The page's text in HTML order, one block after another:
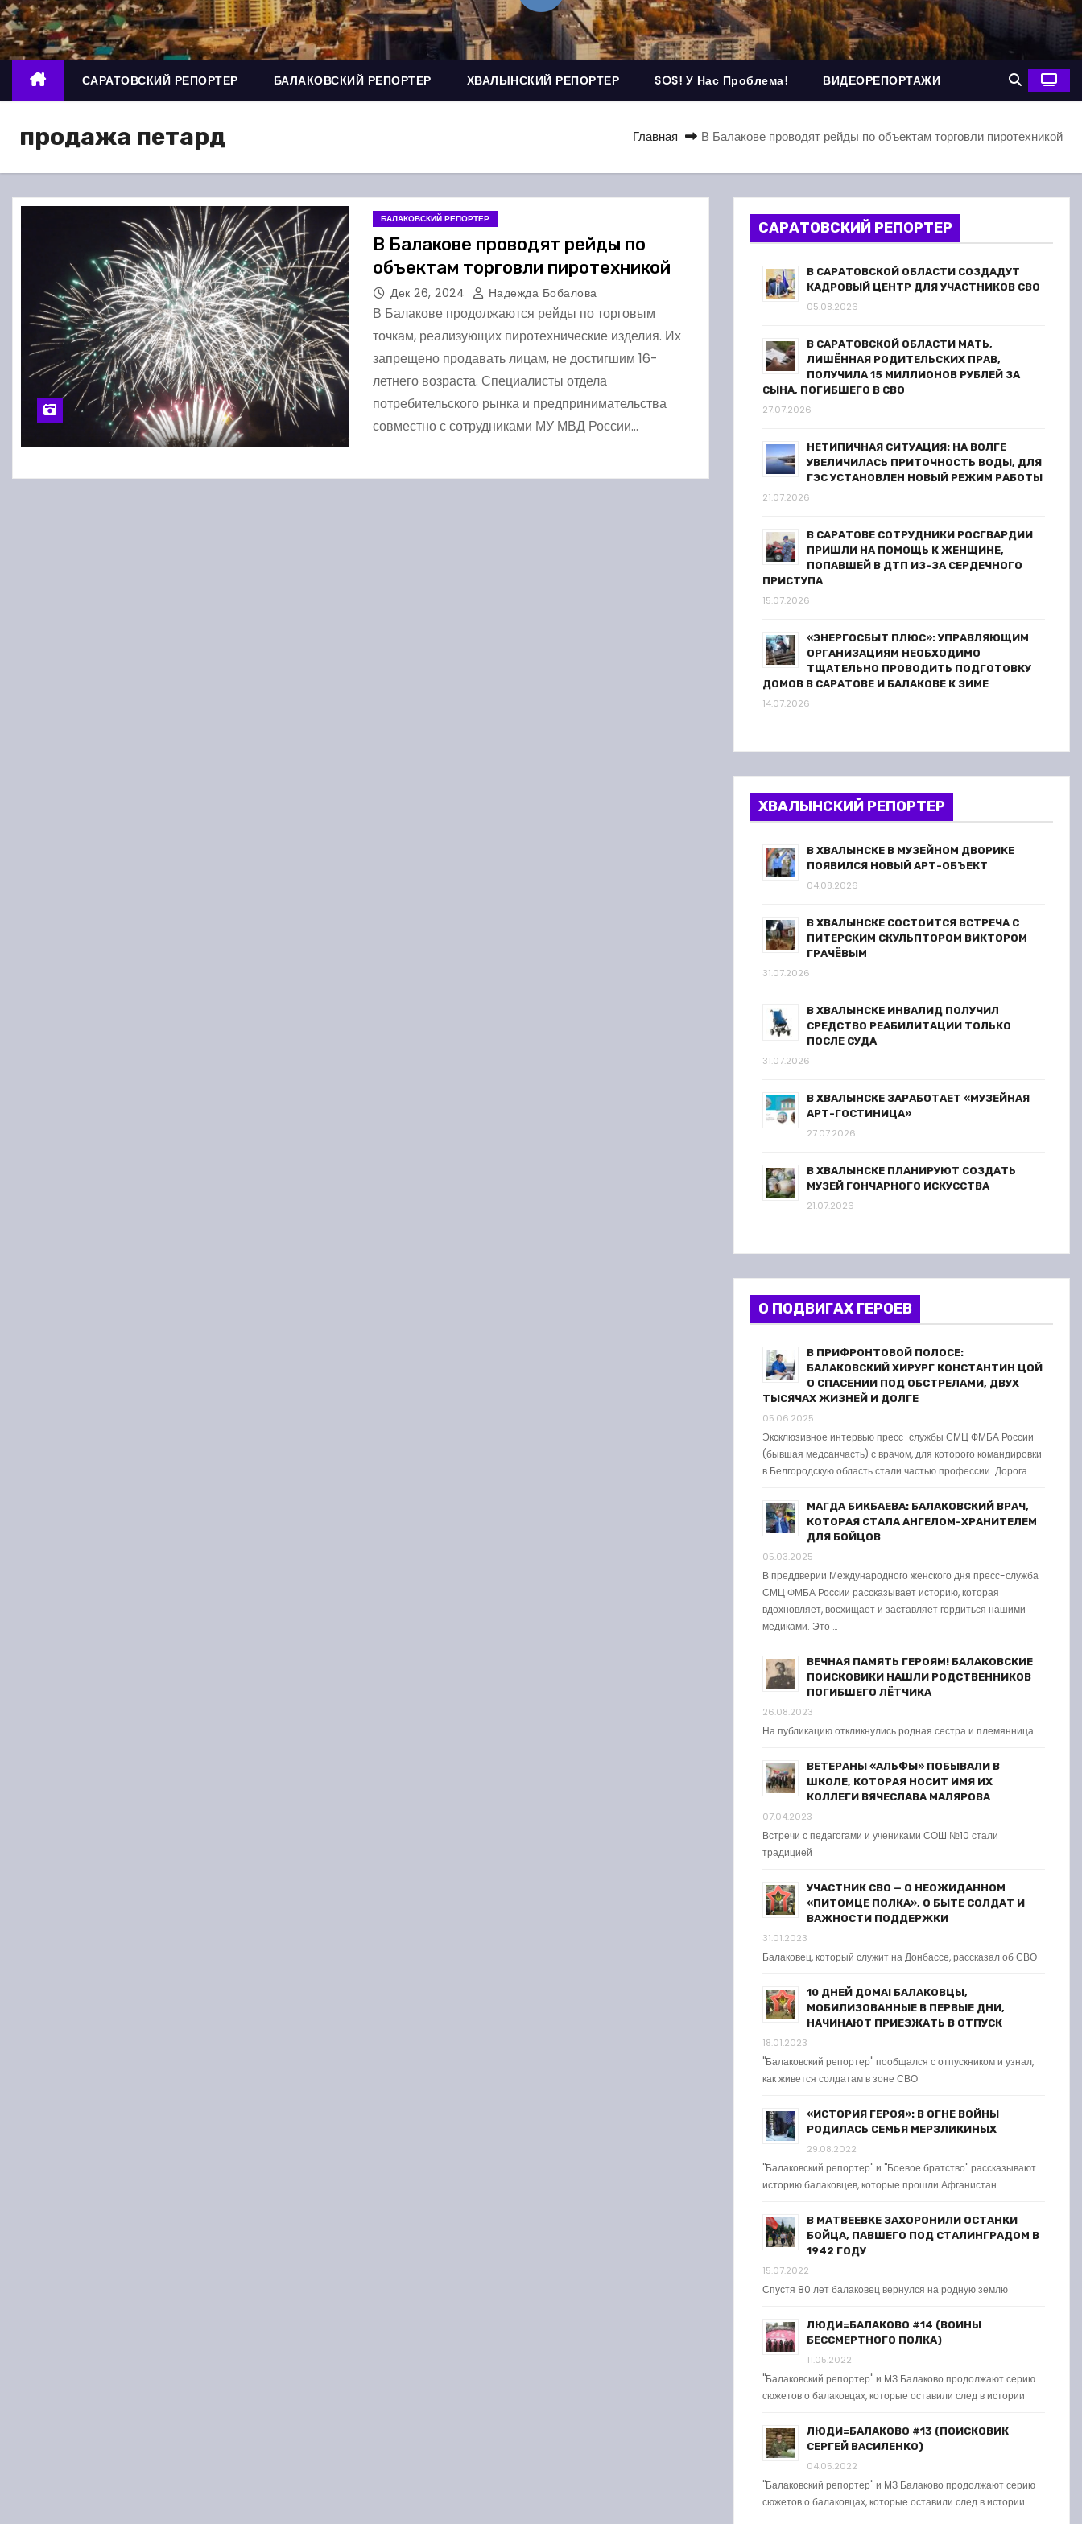
о
м
у
САРАТОВСКИЙ РЕПОРТЕР БАЛАКОВСКИЙ РЕПОРТЕР ХВАЛЫНСКИЙ РЕПОРТЕР SOS! У Нас Проблема! ВИДЕОРЕПОРТАЖИ
продажа петард Главная В Балакове проводят рейды по объектам торговли пиротехникой
БАЛАКОВСКИЙ РЕПОРТЕР
В Балакове проводят рейды по
объектам торговли пиротехникой
Дек 26, 2024 Надежда Бобалова
В Балакове продолжаются рейды по торговым
точкам, реализующих пиротехнические изделия. Их
запрещено продавать лицам, не достигшим 16-
летнего возраста. Специалисты отдела
потребительского рынка и предпринимательства
совместно с сотрудниками МУ МВД России…
САРАТОВСКИЙ РЕПОРТЕР
В САРАТОВСКОЙ ОБЛАСТИ СОЗДАДУТ
КАДРОВЫЙ ЦЕНТР ДЛЯ УЧАСТНИКОВ СВО
05.08.2026
В САРАТОВСКОЙ ОБЛАСТИ МАТЬ,
ЛИШЁННАЯ РОДИТЕЛЬСКИХ ПРАВ,
ПОЛУЧИЛА 15 МИЛЛИОНОВ РУБЛЕЙ ЗА
СЫНА, ПОГИБШЕГО В СВО
27.07.2026
НЕТИПИЧНАЯ СИТУАЦИЯ: НА ВОЛГЕ
УВЕЛИЧИЛАСЬ ПРИТОЧНОСТЬ ВОДЫ, ДЛЯ
ГЭС УСТАНОВЛЕН НОВЫЙ РЕЖИМ РАБОТЫ
21.07.2026
В САРАТОВЕ СОТРУДНИКИ РОСГВАРДИИ
ПРИШЛИ НА ПОМОЩЬ К ЖЕНЩИНЕ,
ПОПАВШЕЙ В ДТП ИЗ-ЗА СЕРДЕЧНОГО
ПРИСТУПА
15.07.2026
«ЭНЕРГОСБЫТ ПЛЮС»: УПРАВЛЯЮЩИМ
ОРГАНИЗАЦИЯМ НЕОБХОДИМО
ТЩАТЕЛЬНО ПРОВОДИТЬ ПОДГОТОВКУ
ДОМОВ В САРАТОВЕ И БАЛАКОВЕ К ЗИМЕ
14.07.2026
ХВАЛЫНСКИЙ РЕПОРТЕР
В ХВАЛЫНСКЕ В МУЗЕЙНОМ ДВОРИКЕ
ПОЯВИЛСЯ НОВЫЙ АРТ-ОБЪЕКТ
04.08.2026
В ХВАЛЫНСКЕ СОСТОИТСЯ ВСТРЕЧА С
ПИТЕРСКИМ СКУЛЬПТОРОМ ВИКТОРОМ
ГРАЧЁВЫМ
31.07.2026
В ХВАЛЫНСКЕ ИНВАЛИД ПОЛУЧИЛ
СРЕДСТВО РЕАБИЛИТАЦИИ ТОЛЬКО
ПОСЛЕ СУДА
31.07.2026
В ХВАЛЫНСКЕ ЗАРАБОТАЕТ «МУЗЕЙНАЯ
АРТ-ГОСТИНИЦА»
27.07.2026
В ХВАЛЫНСКЕ ПЛАНИРУЮТ СОЗДАТЬ
МУЗЕЙ ГОНЧАРНОГО ИСКУССТВА
21.07.2026
О ПОДВИГАХ ГЕРОЕВ
В ПРИФРОНТОВОЙ ПОЛОСЕ:
БАЛАКОВСКИЙ ХИРУРГ КОНСТАНТИН ЦОЙ
О СПАСЕНИИ ПОД ОБСТРЕЛАМИ, ДВУХ
ТЫСЯЧАХ ЖИЗНЕЙ И ДОЛГЕ
05.06.2025
Эксклюзивное интервью пресс-службы СМЦ ФМБА России
(бывшая медсанчасть) с врачом, для которого командировки
в Белгородскую область стали частью профессии. Дорога …
МАГДА БИКБАЕВА: БАЛАКОВСКИЙ ВРАЧ,
КОТОРАЯ СТАЛА АНГЕЛОМ-ХРАНИТЕЛЕМ
ДЛЯ БОЙЦОВ
05.03.2025
В преддверии Международного женского дня пресс-служба
СМЦ ФМБА России рассказывает историю, которая
вдохновляет, восхищает и заставляет гордиться нашими
медиками. Это …
ВЕЧНАЯ ПАМЯТЬ ГЕРОЯМ! БАЛАКОВСКИЕ
ПОИСКОВИКИ НАШЛИ РОДСТВЕННИКОВ
ПОГИБШЕГО ЛЁТЧИКА
26.08.2023
На публикацию откликнулись родная сестра и племянница
ВЕТЕРАНЫ «АЛЬФЫ» ПОБЫВАЛИ В
ШКОЛЕ, КОТОРАЯ НОСИТ ИМЯ ИХ
КОЛЛЕГИ ВЯЧЕСЛАВА МАЛЯРОВА
07.04.2023
Встречи с педагогами и учениками СОШ №10 стали
традицией
УЧАСТНИК СВО — О НЕОЖИДАННОМ
«ПИТОМЦЕ ПОЛКА», О БЫТЕ СОЛДАТ И
ВАЖНОСТИ ПОДДЕРЖКИ
31.01.2023
Балаковец, который служит на Донбассе, рассказал об СВО
10 ДНЕЙ ДОМА! БАЛАКОВЦЫ,
МОБИЛИЗОВАННЫЕ В ПЕРВЫЕ ДНИ,
НАЧИНАЮТ ПРИЕЗЖАТЬ В ОТПУСК
18.01.2023
"Балаковский репортер" пообщался с отпускником и узнал,
как живется солдатам в зоне СВО
«ИСТОРИЯ ГЕРОЯ»: В ОГНЕ ВОЙНЫ
РОДИЛАСЬ СЕМЬЯ МЕРЗЛИКИНЫХ
29.08.2022
"Балаковский репортер" и "Боевое братство" рассказывают
историю балаковцев, которые прошли Афганистан
В МАТВЕЕВКЕ ЗАХОРОНИЛИ ОСТАНКИ
БОЙЦА, ПАВШЕГО ПОД СТАЛИНГРАДОМ В
1942 ГОДУ
15.07.2022
Спустя 80 лет балаковец вернулся на родную землю
ЛЮДИ=БАЛАКОВО #14 (ВОИНЫ
БЕССМЕРТНОГО ПОЛКА)
11.05.2022
"Балаковский репортер" и МЗ Балаково продолжают серию
сюжетов о балаковцах, которые оставили след в истории
ЛЮДИ=БАЛАКОВО #13 (ПОИСКОВИК
СЕРГЕЙ ВАСИЛЕНКО)
04.05.2022
"Балаковский репортер" и МЗ Балаково продолжают серию
сюжетов о балаковцах, которые оставили след в истории